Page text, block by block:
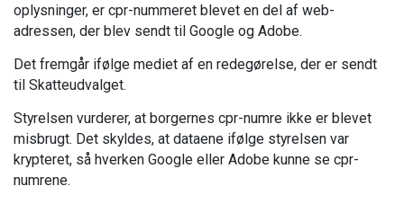
oplysninger, er cpr-nummeret blevet en del af web-
adressen, der blev sendt til Google og Adobe.
Det fremgår ifølge mediet af en redegørelse, der er sendt
til Skatteudvalget.
Styrelsen vurderer, at borgernes cpr-numre ikke er blevet
misbrugt. Det skyldes, at dataene ifølge styrelsen var
krypteret, så hverken Google eller Adobe kunne se cpr-
numrene.